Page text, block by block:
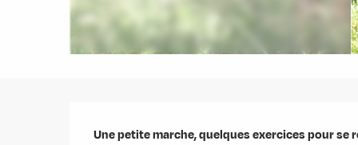
Description
Une petite marche, quelques exercices pour se